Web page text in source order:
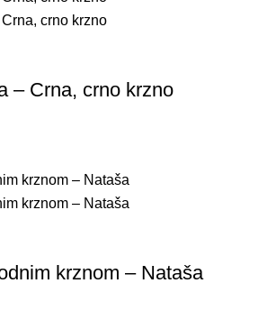
– Crna, crno krzno
krznom – Nataša